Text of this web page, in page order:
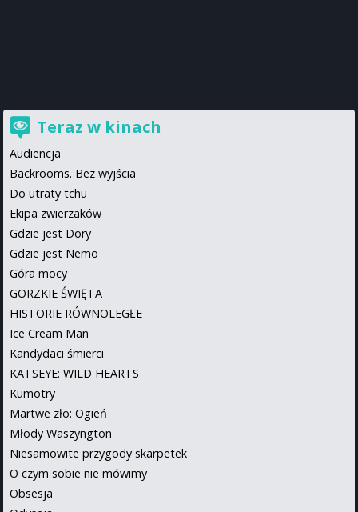
Teraz w kinach
Audiencja
Backrooms. Bez wyjścia
Do utraty tchu
Ekipa zwierzaków
Gdzie jest Dory
Gdzie jest Nemo
Góra mocy
GORZKIE ŚWIĘTA
HISTORIE RÓWNOLEGŁE
Ice Cream Man
Kandydaci śmierci
KATSEYE: WILD HEARTS
Kumotry
Martwe zło: Ogień
Młody Waszyngton
Niesamowite przygody skarpetek
O czym sobie nie mówimy
Obsesja